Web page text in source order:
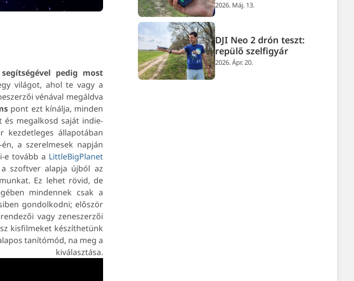
pedig most
világot, ahol te vagy a
vénával megáldva
pont ezt kínálja, minden
megalkosd saját indie-
állapotában
a szerelmesek napján
e tovább a LittleBigPlanet
szoftver alapja újból az
Ez lehet rövid, de
mindennek csak a
gondolkodni; először
vagy zeneszerzői
kisfilmeket készíthetünk
tanítómód, na meg a
2026. Máj. 13.
DJI Neo 2 drón teszt:
repülő szelfigyár
2026. Ápr. 20.